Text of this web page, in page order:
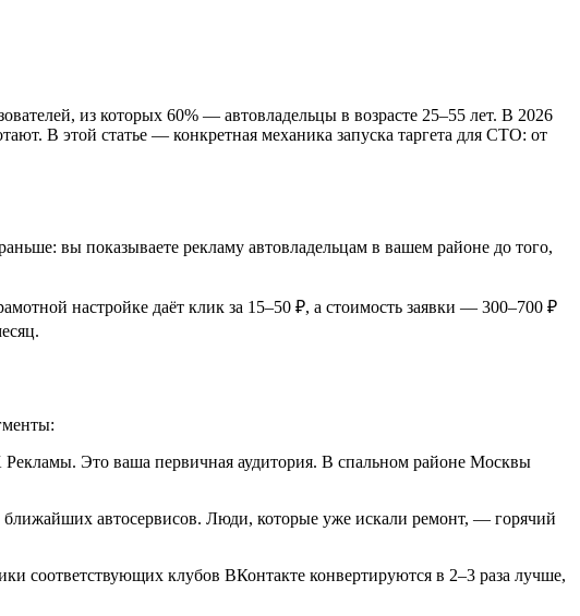
из которых 60% — автовладельцы в возрасте 25–55 лет. В 2026
В этой статье — конкретная механика запуска таргета для СТО: от
вы показываете рекламу автовладельцам в вашем районе до того,
настройке даёт клик за 15–50 ₽, а стоимость заявки — 300–700 ₽
Рекламы. Это ваша первичная аудитория. В спальном районе Москвы
ближайших автосервисов. Люди, которые уже искали ремонт, — горячий
соответствующих клубов ВКонтакте конвертируются в 2–3 раза лучше,